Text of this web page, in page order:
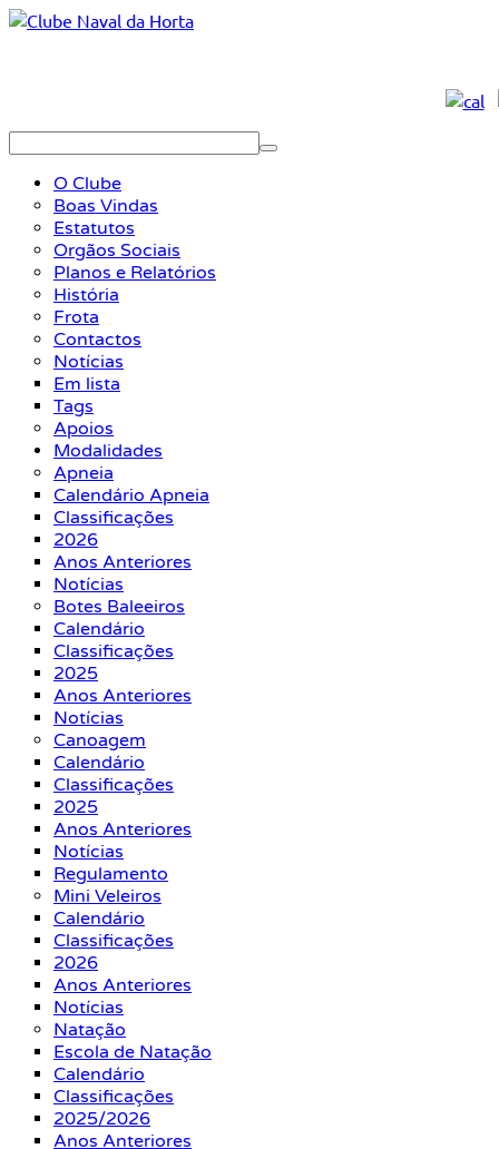
O Clube
Boas Vindas
Estatutos
Orgãos Sociais
Planos e Relatórios
História
Frota
Contactos
Notícias
Em lista
Tags
Apoios
Modalidades
Apneia
Calendário Apneia
Classificações
2026
Anos Anteriores
Notícias
Botes Baleeiros
Calendário
Classificações
2025
Anos Anteriores
Notícias
Canoagem
Calendário
Classificações
2025
Anos Anteriores
Notícias
Regulamento
Mini Veleiros
Calendário
Classificações
2026
Anos Anteriores
Notícias
Natação
Escola de Natação
Calendário
Classificações
2025/2026
Anos Anteriores